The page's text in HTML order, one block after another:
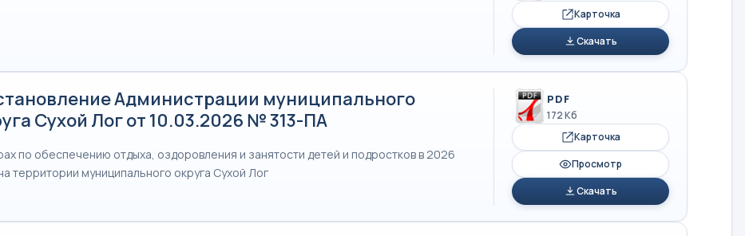
Карточка
Скачать
Администрации муниципального
Сухой Лог от 10.03.2026 № 313-ПА
по обеспечению отдыха, оздоровления и занятости детей и подростков в 2026
территории муниципального округа Сухой Лог
PDF
172 Кб
Карточка
Просмотр
Скачать